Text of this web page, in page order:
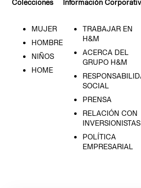
Colecciones
MUJER
HOMBRE
NIÑOS
HOME
Información
TRABAJAR EN
H&M
ACERCA DEL
GRUPO H&M
SOCIAL
PRENSA
RELACIÓN CON
INVERSIONISTAS
POLÍTICA
EMPRESARIAL